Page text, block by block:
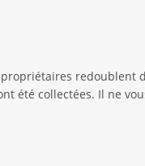
été collectées. Il ne